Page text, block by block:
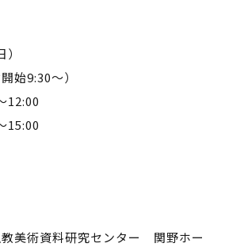
始9:30～）
12:00
15:00
美術資料研究センター 関野ホー